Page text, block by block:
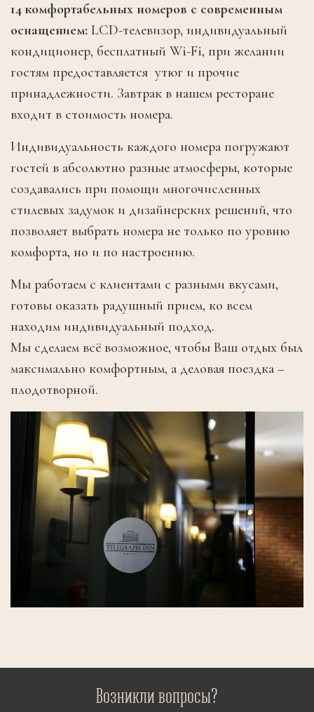
14 комфортабельных номеров с современным
оснащением: LCD-телевизор, индивидуальный
кондиционер, бесплатный Wi-Fi, при желании
гостям предоставляется утюг и прочие
принадлежности. Завтрак в нашем ресторане
входит в стоимость номера.
Индивидуальность каждого номера погружают
гостей в абсолютно разные атмосферы, которые
создавались при помощи многочисленных
стилевых задумок и дизайнерских решений, что
позволяет выбрать номера не только по уровню
комфорта, но и по настроению.
Мы работаем с клиентами с разными вкусами,
готовы оказать радушный прием, ко всем
находим индивидуальный подход.
Мы сделаем всё возможное, чтобы Ваш отдых был
максимально комфортным, а деловая поездка –
плодотворной.
Возникли вопросы?